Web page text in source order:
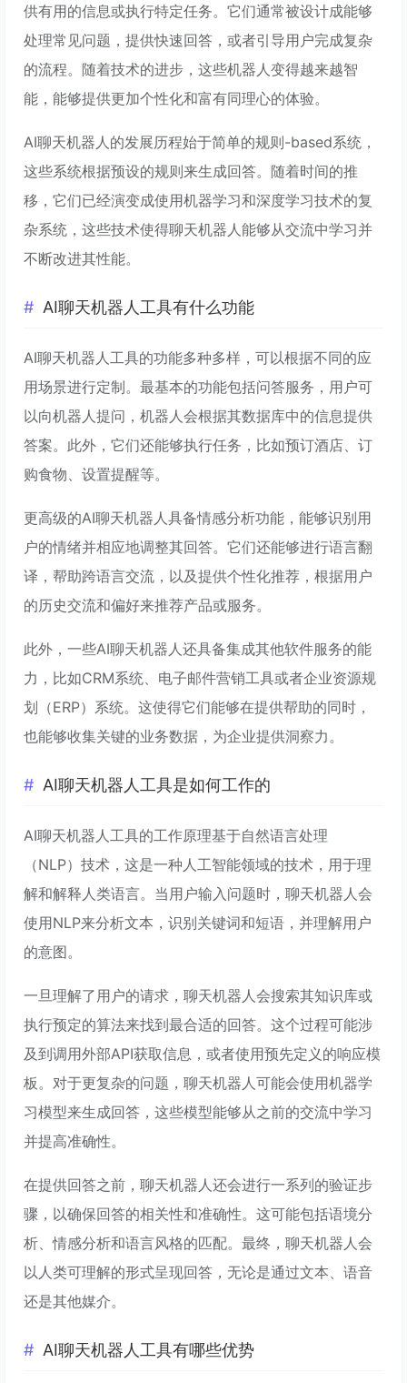
供有用的信息或执行特定任务。它们通常被设计成能够
处理常见问题，提供快速回答，或者引导用户完成复杂
的流程。随着技术的进步，这些机器人变得越来越智
能，能够提供更加个性化和富有同理心的体验。
AI聊天机器人的发展历程始于简单的规则-based系统，
这些系统根据预设的规则来生成回答。随着时间的推
移，它们已经演变成使用机器学习和深度学习技术的复
杂系统，这些技术使得聊天机器人能够从交流中学习并
不断改进其性能。
AI聊天机器人工具有什么功能
AI聊天机器人工具的功能多种多样，可以根据不同的应
用场景进行定制。最基本的功能包括问答服务，用户可
以向机器人提问，机器人会根据其数据库中的信息提供
答案。此外，它们还能够执行任务，比如预订酒店、订
购食物、设置提醒等。
更高级的AI聊天机器人具备情感分析功能，能够识别用
户的情绪并相应地调整其回答。它们还能够进行语言翻
译，帮助跨语言交流，以及提供个性化推荐，根据用户
的历史交流和偏好来推荐产品或服务。
此外，一些AI聊天机器人还具备集成其他软件服务的能
力，比如CRM系统、电子邮件营销工具或者企业资源规
划（ERP）系统。这使得它们能够在提供帮助的同时，
也能够收集关键的业务数据，为企业提供洞察力。
AI聊天机器人工具是如何工作的
AI聊天机器人工具的工作原理基于自然语言处理
（NLP）技术，这是一种人工智能领域的技术，用于理
解和解释人类语言。当用户输入问题时，聊天机器人会
使用NLP来分析文本，识别关键词和短语，并理解用户
的意图。
一旦理解了用户的请求，聊天机器人会搜索其知识库或
执行预定的算法来找到最合适的回答。这个过程可能涉
及到调用外部API获取信息，或者使用预先定义的响应模
板。对于更复杂的问题，聊天机器人可能会使用机器学
习模型来生成回答，这些模型能够从之前的交流中学习
并提高准确性。
在提供回答之前，聊天机器人还会进行一系列的验证步
骤，以确保回答的相关性和准确性。这可能包括语境分
析、情感分析和语言风格的匹配。最终，聊天机器人会
以人类可理解的形式呈现回答，无论是通过文本、语音
还是其他媒介。
AI聊天机器人工具有哪些优势